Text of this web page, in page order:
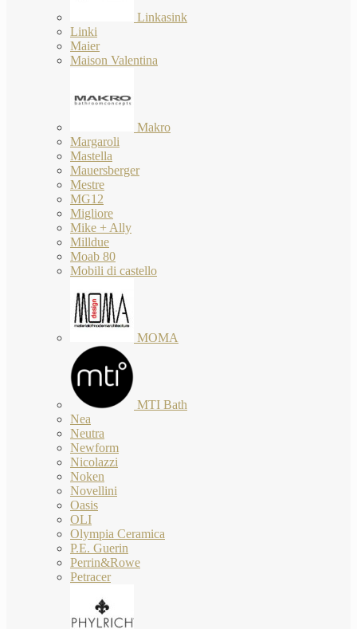
Linkasink
Linki
Maier
Maison Valentina
Makro
Margaroli
Mastella
Mauersberger
Mestre
MG12
Migliore
Mike + Ally
Milldue
Moab 80
Mobili di castello
MOMA
MTI Bath
Nea
Neutra
Newform
Nicolazzi
Noken
Novellini
Oasis
OLI
Olympia Ceramica
P.E. Guerin
Perrin&Rowe
Petracer